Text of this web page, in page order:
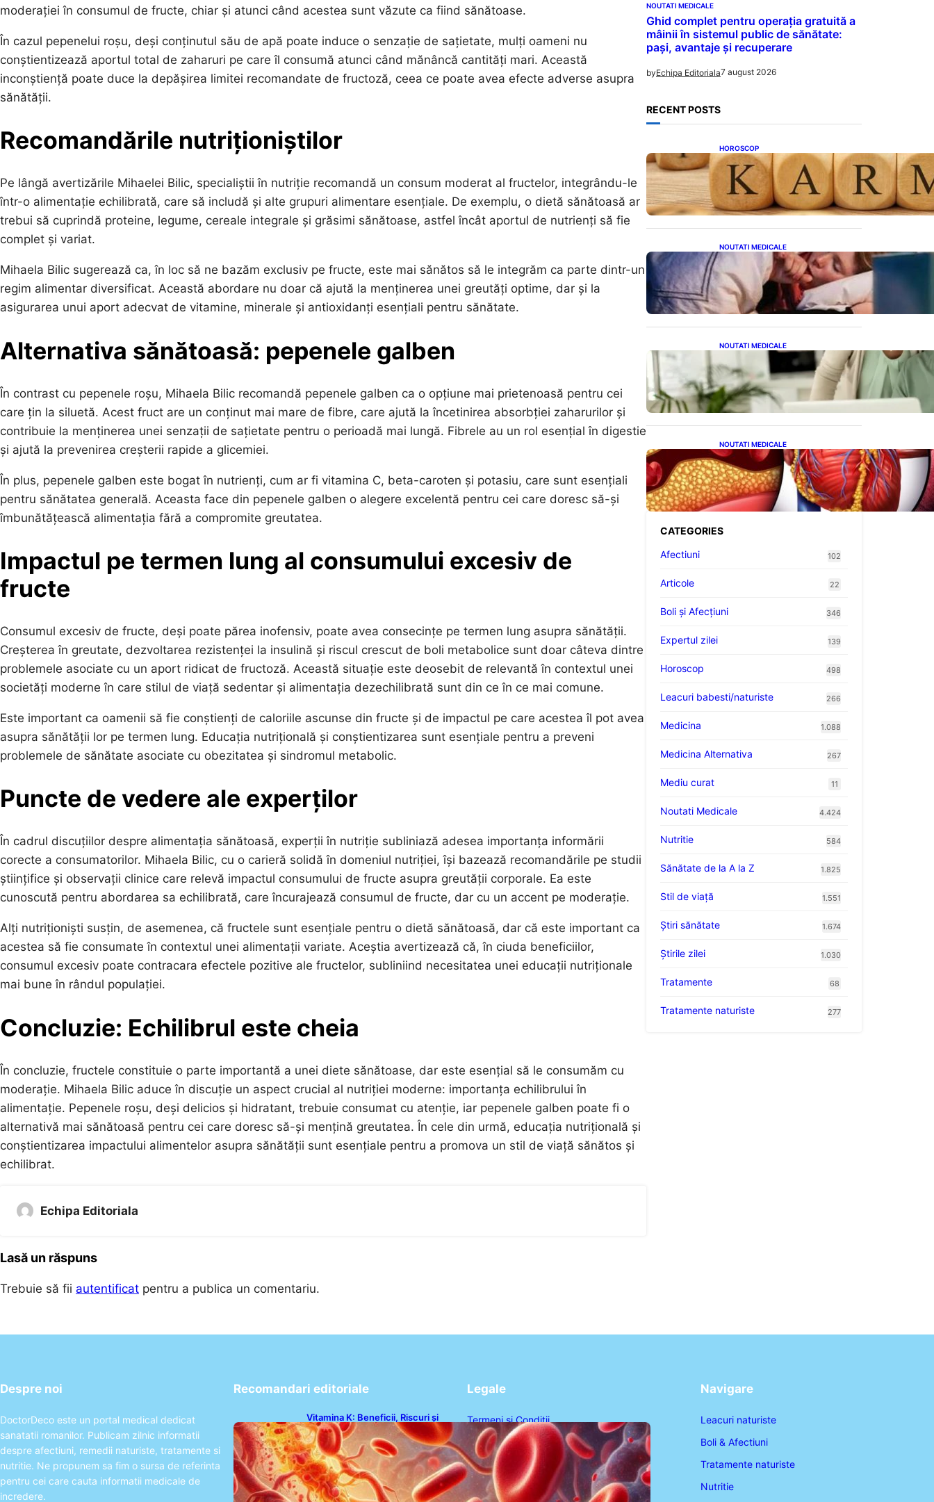
moderației în consumul de fructe, chiar și atunci când acestea sunt văzute ca fiind sănătoase.
În cazul pepenelui roșu, deși conținutul său de apă poate induce o senzație de sațietate, mulți oameni nu
conștientizează aportul total de zaharuri pe care îl consumă atunci când mănâncă cantități mari. Această
inconștiență poate duce la depășirea limitei recomandate de fructoză, ceea ce poate avea efecte adverse asupra
sănătății.
Recomandările nutriționiștilor
Pe lângă avertizările Mihaelei Bilic, specialiștii în nutriție recomandă un consum moderat al fructelor, integrându-le
într-o alimentație echilibrată, care să includă și alte grupuri alimentare esențiale. De exemplu, o dietă sănătoasă ar
trebui să cuprindă proteine, legume, cereale integrale și grăsimi sănătoase, astfel încât aportul de nutrienți să fie
complet și variat.
Mihaela Bilic sugerează ca, în loc să ne bazăm exclusiv pe fructe, este mai sănătos să le integrăm ca parte dintr-un
regim alimentar diversificat. Această abordare nu doar că ajută la menținerea unei greutăți optime, dar și la
asigurarea unui aport adecvat de vitamine, minerale și antioxidanți esențiali pentru sănătate.
Alternativa sănătoasă: pepenele galben
În contrast cu pepenele roșu, Mihaela Bilic recomandă pepenele galben ca o opțiune mai prietenoasă pentru cei
care țin la siluetă. Acest fruct are un conținut mai mare de fibre, care ajută la încetinirea absorbției zaharurilor și
contribuie la menținerea unei senzații de sațietate pentru o perioadă mai lungă. Fibrele au un rol esențial în digestie
și ajută la prevenirea creșterii rapide a glicemiei.
În plus, pepenele galben este bogat în nutrienți, cum ar fi vitamina C, beta-caroten și potasiu, care sunt esențiali
pentru sănătatea generală. Aceasta face din pepenele galben o alegere excelentă pentru cei care doresc să-și
îmbunătățească alimentația fără a compromite greutatea.
Impactul pe termen lung al consumului excesiv de
fructe
Consumul excesiv de fructe, deși poate părea inofensiv, poate avea consecințe pe termen lung asupra sănătății.
Creșterea în greutate, dezvoltarea rezistenței la insulină și riscul crescut de boli metabolice sunt doar câteva dintre
problemele asociate cu un aport ridicat de fructoză. Această situație este deosebit de relevantă în contextul unei
societăți moderne în care stilul de viață sedentar și alimentația dezechilibrată sunt din ce în ce mai comune.
Este important ca oamenii să fie conștienți de caloriile ascunse din fructe și de impactul pe care acestea îl pot avea
asupra sănătății lor pe termen lung. Educația nutrițională și conștientizarea sunt esențiale pentru a preveni
problemele de sănătate asociate cu obezitatea și sindromul metabolic.
Puncte de vedere ale experților
În cadrul discuțiilor despre alimentația sănătoasă, experții în nutriție subliniază adesea importanța informării
corecte a consumatorilor. Mihaela Bilic, cu o carieră solidă în domeniul nutriției, își bazează recomandările pe studii
științifice și observații clinice care relevă impactul consumului de fructe asupra greutății corporale. Ea este
cunoscută pentru abordarea sa echilibrată, care încurajează consumul de fructe, dar cu un accent pe moderație.
Alți nutriționiști susțin, de asemenea, că fructele sunt esențiale pentru o dietă sănătoasă, dar că este important ca
acestea să fie consumate în contextul unei alimentații variate. Aceștia avertizează că, în ciuda beneficiilor,
consumul excesiv poate contracara efectele pozitive ale fructelor, subliniind necesitatea unei educații nutriționale
mai bune în rândul populației.
Concluzie: Echilibrul este cheia
În concluzie, fructele constituie o parte importantă a unei diete sănătoase, dar este esențial să le consumăm cu
moderație. Mihaela Bilic aduce în discuție un aspect crucial al nutriției moderne: importanța echilibrului în
alimentație. Pepenele roșu, deși delicios și hidratant, trebuie consumat cu atenție, iar pepenele galben poate fi o
alternativă mai sănătoasă pentru cei care doresc să-și mențină greutatea. În cele din urmă, educația nutrițională și
conștientizarea impactului alimentelor asupra sănătății sunt esențiale pentru a promova un stil de viață sănătos și
echilibrat.
Echipa Editoriala
Lasă un răspuns
Trebuie să fii autentificat pentru a publica un comentariu.
NOUTATI MEDICALE
Ghid complet pentru operația gratuită a
mâinii în sistemul public de sănătate:
pași, avantaje și recuperare
byEchipa Editoriala7 august 2026
RECENT POSTS
HOROSCOP
Eclipsa și Karma: Impactul
Emoțional Asupra Zodiilor
Leu și Vărsător
NOUTATI MEDICALE
Tusea seacă nocturnă:
Semnale importante despre
sănătatea inimii tale
NOUTATI MEDICALE
Sprijin financiar pentru
pensionari: Ce înseamnă
ajutoarele de până la 500
de lei în 2026
NOUTATI MEDICALE
Descoperirea revoluționară:
Afereza terapeutică, un
posibil aliat în eliminarea
microplasticelor din sânge
CATEGORIES
Afectiuni
102
Articole 22
Boli și Afecțiuni 346
Expertul zilei 139
Horoscop 498
Leacuri babesti/naturiste 266
Medicina 1.088
Medicina Alternativa 267
Mediu curat 11
Noutati Medicale 4.424
Nutritie 584
Sănătate de la A la Z 1.825
Stil de viaţă 1.551
Ştiri sănătate 1.674
Știrile zilei 1.030
Tratamente 68
Tratamente naturiste 277
Despre noi
DoctorDeco este un portal medical dedicat
sanatatii romanilor. Publicam zilnic informatii
despre afectiuni, remedii naturiste, tratamente si
nutritie. Ne propunem sa fim o sursa de referinta
pentru cei care cauta informatii medicale de
incredere.
Recomandari editoriale
Vitamina K: Beneficii, Riscuri și
Interacțiuni în Coagularea Sângelui
Legale
Termeni și Condiții
Politica de Confidențialitate
Politica de Cookies
Disclaimer
Navigare
Leacuri naturiste
Boli & Afectiuni
Tratamente naturiste
Nutritie